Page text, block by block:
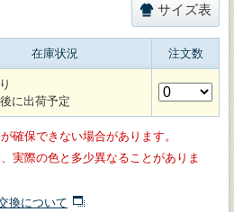
サイズ表
在庫状況 注文数
に出荷予定
確保できない場合があります。
実際の色と多少異なることがありま
換について